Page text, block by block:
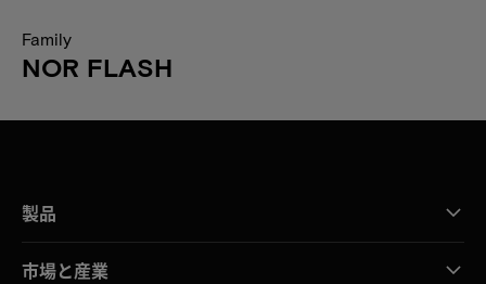
Family
NOR FLASH
製品
市場と産業